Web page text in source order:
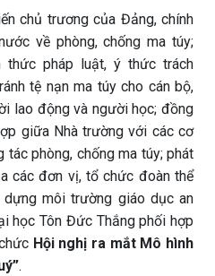
chủ trương của Đảng, chính
về phòng, chống ma túy;
thức pháp luật, ý thức trách
tệ nạn ma túy cho cán bộ,
lao động và người học; đồng
giữa Nhà trường với các cơ
tác phòng, chống ma túy; phát
các đơn vị, tổ chức đoàn thể
môi trường giáo dục an
học Tôn Đức Thắng phối hợp
Hội nghị ra mắt Mô hình
.